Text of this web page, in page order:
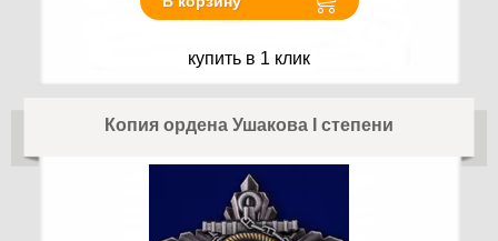
купить в 1 клик
Копия ордена Ушакова I степени